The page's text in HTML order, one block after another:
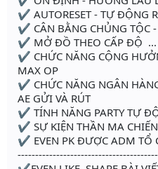
✔ AUTORESET - TỰ ĐỘNG
✔ CÂN BẰNG CHỦNG TỘC -
✔ MỞ ĐỒ THEO CẤP ĐỘ ...
✔ CHỨC NĂNG CỘNG
MAX OP
✔ CHỨC NĂNG NGÂN
AE GỬI VÀ RÚT
✔ TÍNH NĂNG PARTY TỰ
✔ SỰ KIỆN THẦN MA CHIẾN
✔ EVEN PK ĐƯỢC ADM TỔ